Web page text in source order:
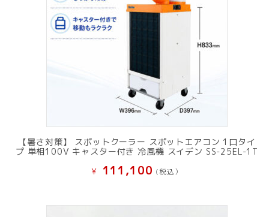
【暑さ対策】 スポットクーラー スポットエアコン 1口タイ
プ 単相100V キャスター付き 冷風機 スイデン SS-25EL-1T
¥ 111,100 (税込）